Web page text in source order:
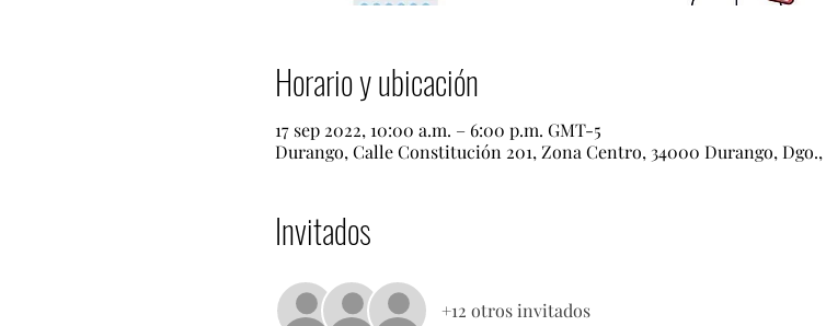
Horario y ubicación
17 sep 2022, 10:00 a.m. – 6:00 p.m. GMT-5
Durango, Calle Constitución 201, Zona Centro, 34000 Durango,
Invitados
+12 otros invitados